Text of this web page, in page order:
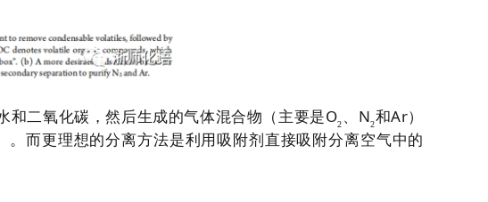
和二氧化碳，然后生成的气体混合物（主要是O2 、 N2和Ar）
。而更理想的分离方法是利用吸附剂直接吸附分离空气中的